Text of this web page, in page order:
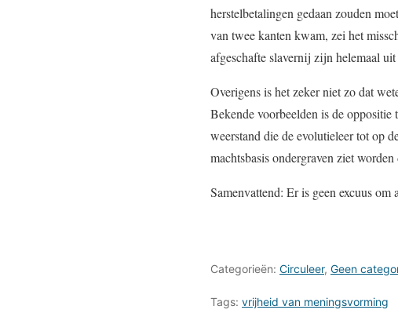
herstelbetalingen gedaan zouden
van twee kanten kwam, zei het
afgeschafte slavernij zijn helemaal uit
Overigens is het zeker niet zo dat
Bekende voorbeelden is de
weerstand die de evolutieleer tot op
machtsbasis ondergraven ziet
Samenvattend: Er is geen excuus
Categorieën: Circuleer, Geen
Tags: vrijheid van meningsvorming